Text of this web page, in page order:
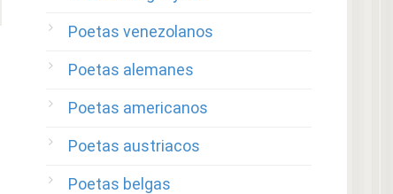
Poetas venezolanos
Poetas alemanes
Poetas americanos
Poetas austriacos
Poetas belgas